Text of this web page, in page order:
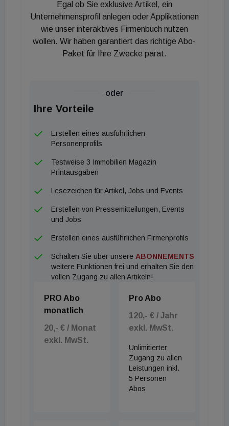
Egal ob Sie exklusive Artikel, ein
Unternehmensprofil anlegen oder Applikationen
wie unser interaktives Firmenbuch nutzen
wollen. Wir haben garantiert das richtige Abo-
Paket für Ihre Zwecke parat.
oder
Ihre Vorteile
Erstellen eines ausführlichen
Personenprofils
Testweise 3 Immobilien Magazin
Printausgaben
Lesezeichen für Artikel, Jobs und Events
Erstellen von Pressemitteilungen, Events
und Jobs
Erstellen eines ausführlichen Firmenprofils
Schalten Sie über unsere ABONNEMENTS
weitere Funktionen frei und erhalten Sie den
vollen Zugang zu allen Artikeln!
PRO Abo
monatlich
20,- € / Monat
exkl. MwSt.
Pro Abo
120,- € / Jahr
exkl. MwSt.
Unlimitierter
Zugang zu allen
Leistungen inkl.
5 Personen
Abos